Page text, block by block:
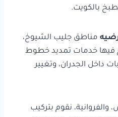
بالكويت.
مناطق جليب الشيوخ،
فيها خدمات تمديد خطوط
داخل الجدران، وتغيير
والفروانية، نقوم بتركيب